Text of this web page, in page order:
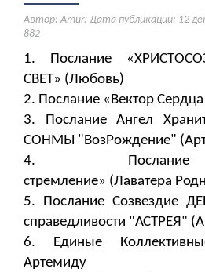
Автор: Amur. Дата публикации: 12
882
1. Послание
СВЕТ» (Любовь)
2. Послание «Вектор
3. Послание Ангел
СОНМЫ "ВозРождение"
4.
стремление» (Лаватера
5. Послание Созвездие
справедливости "АСТРЕЯ"
6. Единые
Артемиду